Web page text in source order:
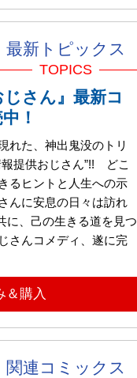
最新トピックス
TOPICS
じさん』最新コ
！
れた、神出鬼没のトリ
提供おじさん”!! どこ
るヒントと人生への示
んに安息の日々は訪れ
、己の生きる道を見つ
さんコメディ、遂に完
＆購入
関連コミックス